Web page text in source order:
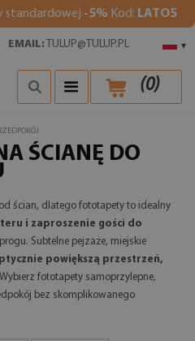
standardowej -5% Kod: LATO5
▾
EMAIL: TULUP@TULUP.PL
(0)
ŚCIANĘ DO
ścian, dlatego fototapety to idealny
i zaproszenie gości do
Subtelne pejzaże, miejskie
powiększą przestrzeń,
fototapety samoprzylepne,
bez skomplikowanego